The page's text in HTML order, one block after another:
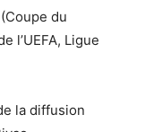
du
l’UEFA, Ligue
la diffusion